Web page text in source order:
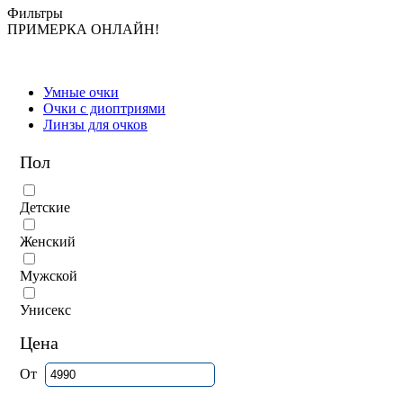
Фильтры
ПРИМЕРКА ОНЛАЙН!
Умные очки
Очки с диоптриями
Линзы для очков
Пол
Детские
Женский
Мужской
Унисекс
Цена
От